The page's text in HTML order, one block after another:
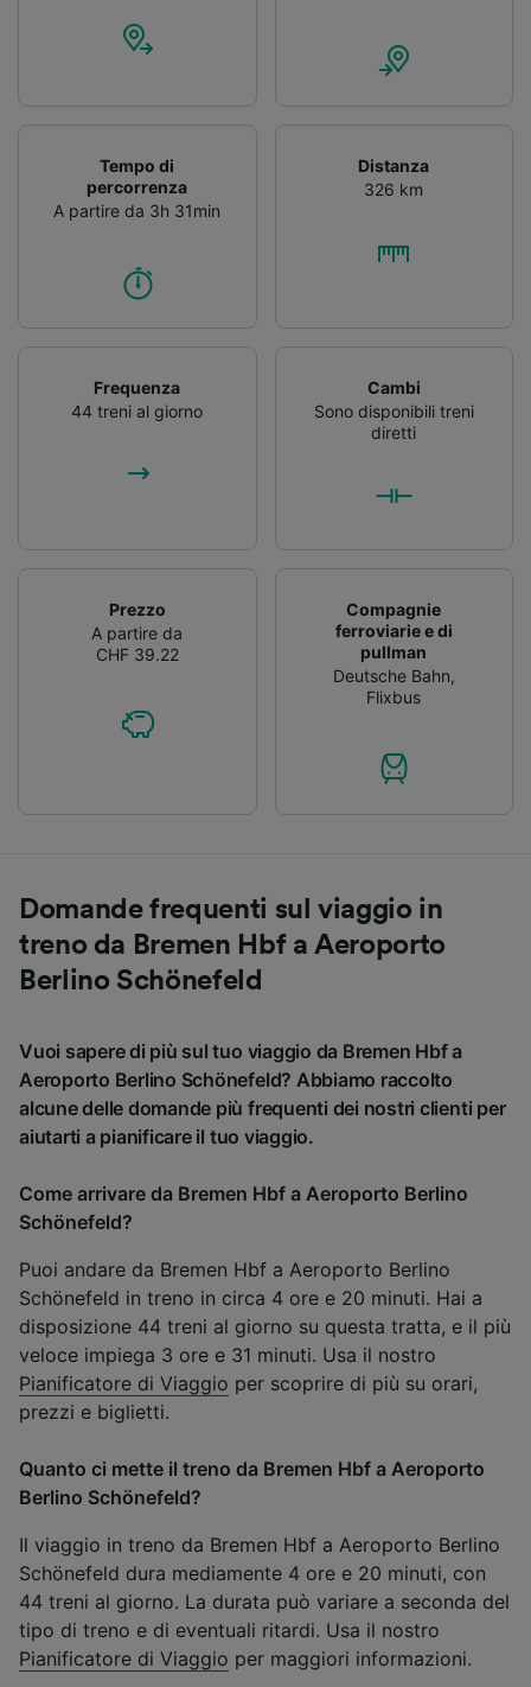
Tempo di
percorrenza
A partire da 3h 31min
Distanza
326 km
Frequenza
44 treni al giorno
Cambi
Sono disponibili treni
diretti
Prezzo
A partire da
CHF 39.22
Compagnie
ferroviarie e di
pullman
Deutsche Bahn,
Flixbus
Domande frequenti sul viaggio in
treno da Bremen Hbf a Aeroporto
Berlino Schönefeld
Vuoi sapere di più sul tuo viaggio da Bremen Hbf a
Aeroporto Berlino Schönefeld? Abbiamo raccolto
alcune delle domande più frequenti dei nostri clienti per
aiutarti a pianificare il tuo viaggio.
Come arrivare da Bremen Hbf a Aeroporto Berlino
Schönefeld?
Puoi andare da Bremen Hbf a Aeroporto Berlino
Schönefeld in treno in circa 4 ore e 20 minuti. Hai a
disposizione 44 treni al giorno su questa tratta, e il più
veloce impiega 3 ore e 31 minuti. Usa il nostro
Pianificatore di Viaggio per scoprire di più su orari,
prezzi e biglietti.
Quanto ci mette il treno da Bremen Hbf a Aeroporto
Berlino Schönefeld?
Il viaggio in treno da Bremen Hbf a Aeroporto Berlino
Schönefeld dura mediamente 4 ore e 20 minuti, con
44 treni al giorno. La durata può variare a seconda del
tipo di treno e di eventuali ritardi. Usa il nostro
Pianificatore di Viaggio per maggiori informazioni.